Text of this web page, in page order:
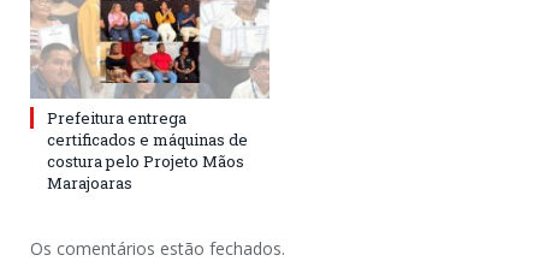
Prefeitura entrega
certificados e máquinas de
costura pelo Projeto Mãos
Marajoaras
Os comentários estão fechados.